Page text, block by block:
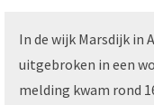
In de wijk Marsdijk in
uitgebroken in een
melding kwam rond